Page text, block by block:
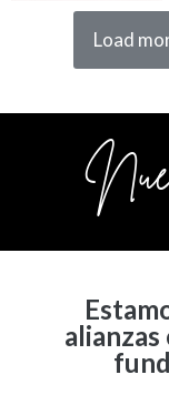
Load